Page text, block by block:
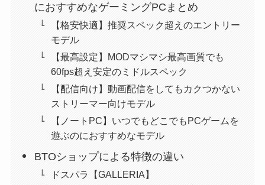
におすすめなゲーミングPCまとめ
【格安快適】推奨スペック超えのエントリー
モデル
【最高設定】MODマシマシ最高画質でも
60fps超え安定のミドルスペック
【配信向け】動画配信をしてもカクつかない
ストリーマー向けモデル
【ノートPC】いつでもどこでもPCゲームを
遊ぶのにおすすめなモデル
BTOショップによる特徴の違い
ドスパラ【GALLERIA】